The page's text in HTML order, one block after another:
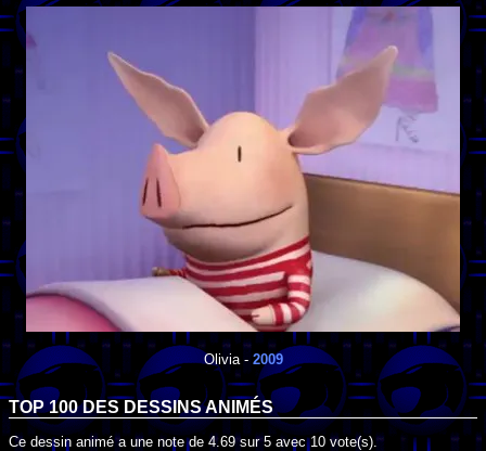
Olivia- 2009
TOP 100 DES DESSINS ANIMÉS
Ce dessin animé a une note de 4.69sur5 avec10 vote(s).